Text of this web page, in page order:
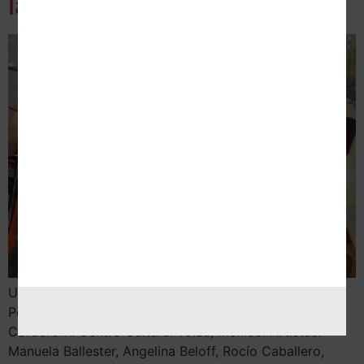
Un ejercicio para reconciliarnos con nuestrxs cuerpxs
Por Blanca Meneses Exposición curada por Karen
Cordero R. Centro Cultural Tolzú, México. Artistas:
Manuela Ballester, Angelina Beloff, Rocío Caballero,